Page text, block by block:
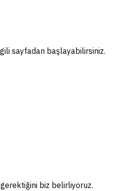
sayfadan başlayabilirsiniz.
biz belirliyoruz.